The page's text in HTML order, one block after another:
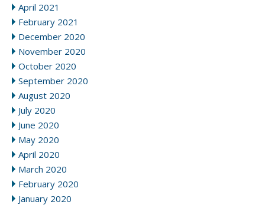
April 2021
February 2021
December 2020
November 2020
October 2020
September 2020
August 2020
July 2020
June 2020
May 2020
April 2020
March 2020
February 2020
January 2020